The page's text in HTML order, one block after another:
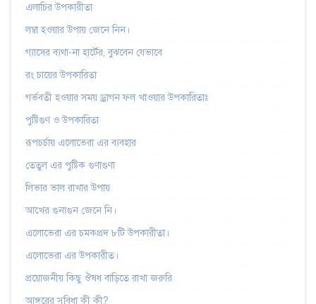
এলাচির উপকারীতা
লম্বা হওয়ার উপায় জেনে নিন।
গ্যাসের ব্যথা-না হার্টের, বুঝবেন যেভাবে
রং চায়ের উপকারিতা
গর্ভবতী হওয়ার সময় ড্রাগন ফল খাওয়ার উপকারিতাঃ
পুষ্টিগুণ ও উপকারিতা
রূপচর্চায় এলোভেরা এর ব্যবহার
তেতুল এর পুষ্টিক গুণাগুণা
লিভার ভাল রাখার উপায়
আখের গুনাগুন জেনে নি।
এলোভেরা এর চমকপ্রদ ৮টি উপকারীতা।
এলোভেরা এর উপকারীত।
প্রয়োজনীয় কিছু ঔষধ বাড়িতে রাখা জরুরি
আঙ্গুরের সুবিধা কী কী?